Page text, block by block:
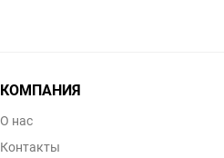
КОМПАНИЯ
О нас
Контакты